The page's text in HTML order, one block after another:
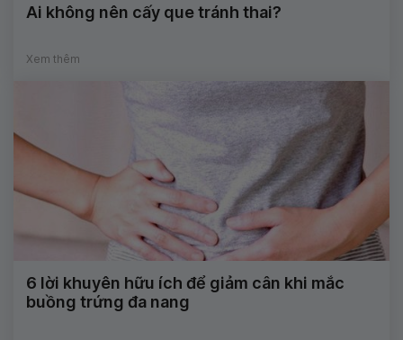
Ai không nên cấy que tránh thai?
Xem thêm
6 lời khuyên hữu ích để giảm cân khi mắc
buồng trứng đa nang